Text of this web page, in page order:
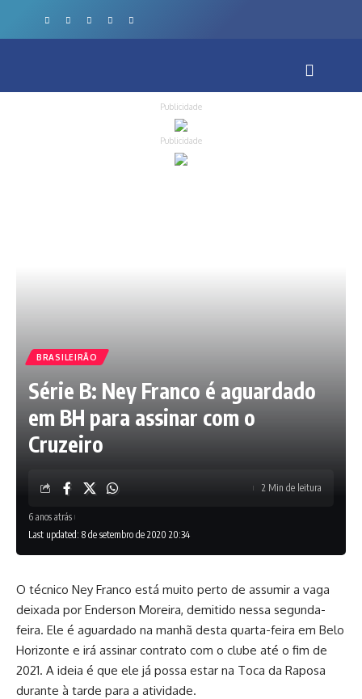
Publicidade
Publicidade
BRASILEIRÃO
Série B: Ney Franco é aguardado
em BH para assinar com o
Cruzeiro
Last updated: 8 de setembro de 2020 20:34
6 anos atrás
2 Min de leitura
O técnico Ney Franco está muito perto de assumir a vaga
deixada por Enderson Moreira, demitido nessa segunda-
feira. Ele é aguardado na manhã desta quarta-feira em Belo
Horizonte e irá assinar contrato com o clube até o fim de
2021. A ideia é que ele já possa estar na Toca da Raposa
durante à tarde para a atividade.